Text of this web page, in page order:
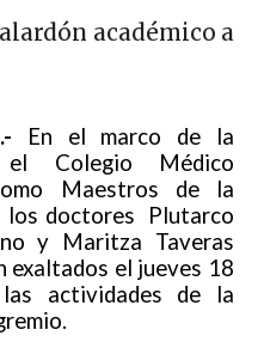
académico a
En el marco de la
el Colegio Médico
Maestros de la
los doctores Plutarco
y Maritza Taveras
exaltados el jueves 18
actividades de la